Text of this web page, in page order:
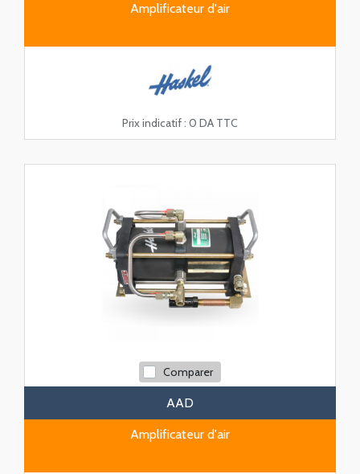
Amplificateur d'air
Prix indicatif : 0 DA TTC
Comparer
AAD
Amplificateur d'air